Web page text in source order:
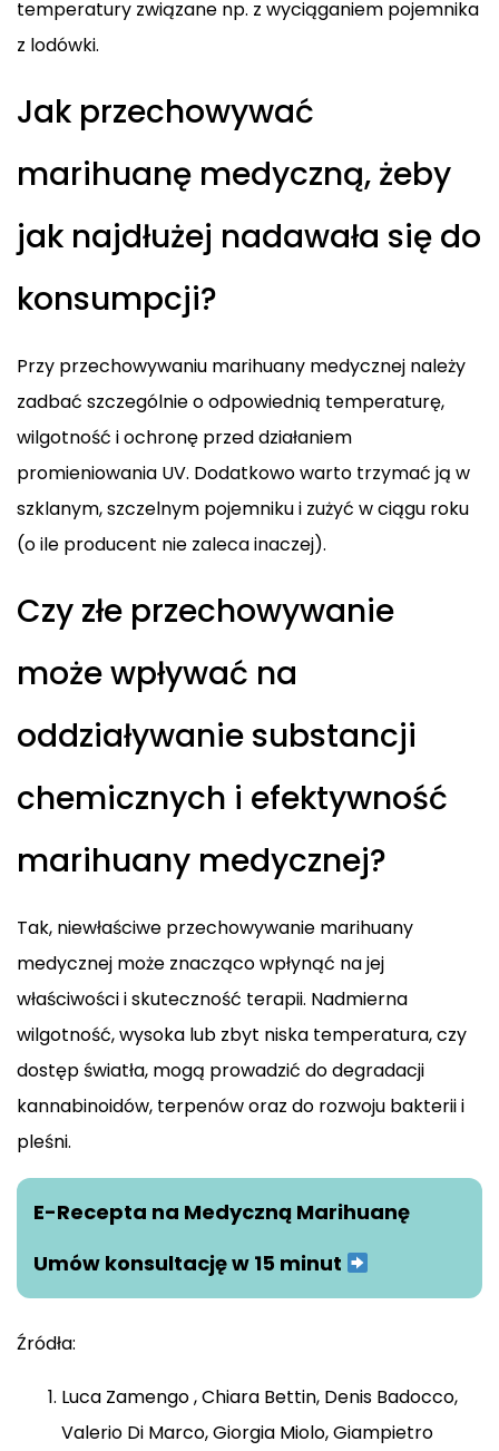
temperatury związane np. z wyciąganiem pojemnika
z lodówki.
Jak przechowywać
marihuanę medyczną, żeby
jak najdłużej nadawała się do
konsumpcji?
Przy przechowywaniu marihuany medycznej należy
zadbać szczególnie o odpowiednią temperaturę,
wilgotność i ochronę przed działaniem
promieniowania UV. Dodatkowo warto trzymać ją w
szklanym, szczelnym pojemniku i zużyć w ciągu roku
(o ile producent nie zaleca inaczej).
Czy złe przechowywanie
może wpływać na
oddziaływanie substancji
chemicznych i efektywność
marihuany medycznej?
Tak, niewłaściwe przechowywanie marihuany
medycznej może znacząco wpłynąć na jej
właściwości i skuteczność terapii. Nadmierna
wilgotność, wysoka lub zbyt niska temperatura, czy
dostęp światła, mogą prowadzić do degradacji
kannabinoidów, terpenów oraz do rozwoju bakterii i
pleśni.
E-Recepta na Medyczną Marihuanę
Umów konsultację w 15 minut
Źródła:
Luca Zamengo , Chiara Bettin, Denis Badocco,
Valerio Di Marco, Giorgia Miolo, Giampietro